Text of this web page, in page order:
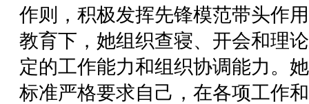
作则，积极发挥先锋模范带头作
教育下，她组织查寝、开会和理
定的工作能力和组织协调能力。
标准严格要求自己，在各项工作